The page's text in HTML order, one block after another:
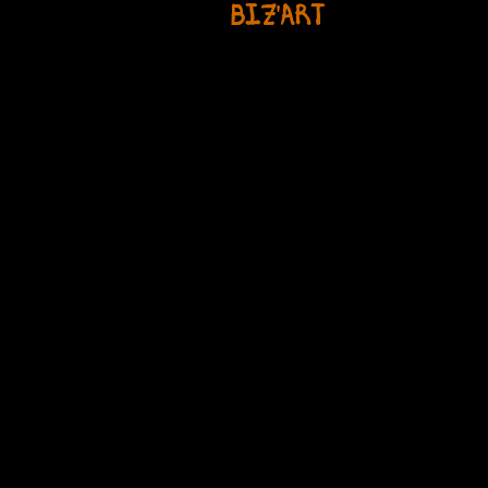
BIZ'ART